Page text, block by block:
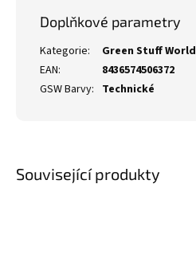
Související produkty
Doplňkové parametry
Kategorie:
Green Stuff World
EAN:
8436574506372
GSW Barvy: Technické